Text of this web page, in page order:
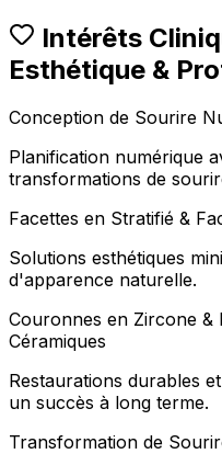
Intérêts
Esthétique &
Conception de Sourire
Planification numérique
transformations de
Facettes en Stratifié &
Solutions esthétiques
d'apparence naturelle.
Couronnes en Zircone &
Céramiques
Restaurations durables
un succès à long terme.
Transformation de